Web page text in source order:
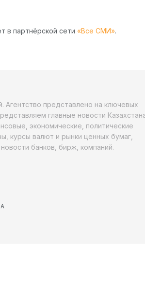
в партнёрской сети «Все СМИ».
Агентство представлено на ключевых
главные новости
экономические, политические
курсы валют и рынки ценных бумаг,
банков, бирж, компаний.